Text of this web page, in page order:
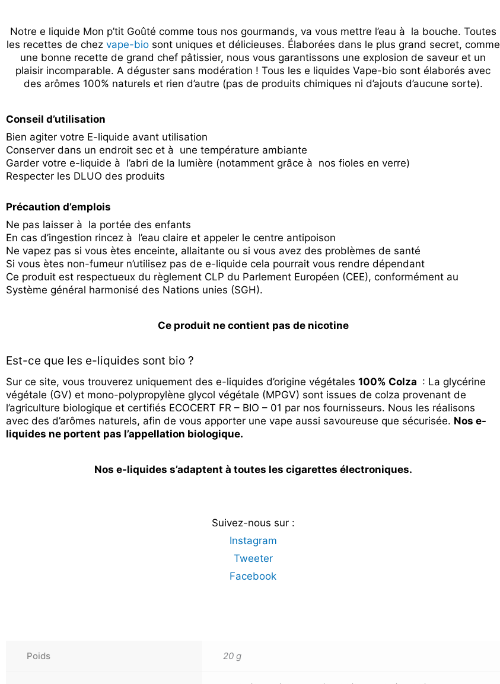
Notre e liquide Mon p’tit Goûté comme tous nos gourmands, va vous mettre l’eau à la bouche. Toutes
les recettes de chez vape-biosont uniques et délicieuses. Élaborées dans le plus grand secret, comme
une bonne recette de grand chef pâtissier, nous vous garantissons une explosion de saveur et un
plaisir incomparable. A déguster sans modération ! Tous les e liquides Vape-bio sont élaborés avec
des arômes 100% naturels et rien d’autre (pas de produits chimiques ni d’ajouts d’aucune sorte).
Conseil d’utilisation
Bien agiter votre E-liquide avant utilisation
Conserver dans un endroit sec et à une température ambiante
Garder votre e-liquide à l’abri de la lumière (notamment grâce à nos fioles en verre)
Respecter les DLUO des produits
Précaution d’emplois
Ne pas laisser à la portée des enfants
En cas d’ingestion rincez à l’eau claire et appeler le centre antipoison
Ne vapez pas si vous ètes enceinte, allaitante ou si vous avez des problèmes de santé
Si vous ètes non-fumeur n’utilisez pas de e-liquide cela pourrait vous rendre dépendant
Ce produit est respectueux du règlement CLP du Parlement Européen (CEE), conformément au
Système général harmonisé des Nations unies (SGH).
Ce produit ne contient pas de nicotine
Est-ce que les e-liquides sont bio ?
Sur ce site, vous trouverez uniquement des e-liquides d’origine végétales 100% Colza : La glycérine
végétale (GV) et mono-polypropylène glycol végétale (MPGV) sont issues de colza provenant de
l’agriculture biologique et certifiés ECOCERT FR – BIO – 01 par nos fournisseurs. Nous les réalisons
avec des d’arômes naturels, afin de vous apporter une vape aussi savoureuse que sécurisée. Nos e-
liquides ne portent pas l’appellation biologique.
Nos e-liquides s’adaptent à toutes les cigarettes électroniques.
Suivez-nous sur :
Instagram
Tweeter
Facebook
Poids 20 g